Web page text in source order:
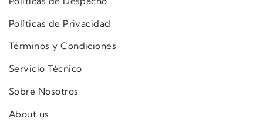
Políticas de Privacidad
Términos y Condiciones
Servicio Técnico
Sobre Nosotros
About us